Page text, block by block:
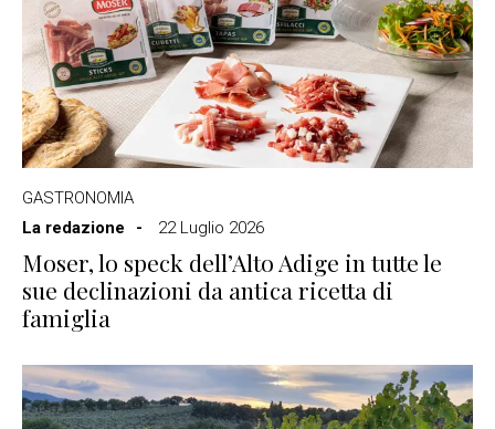
GASTRONOMIA
La redazione
22 Luglio 2026
Moser, lo speck dell’Alto Adige in tutte le
sue declinazioni da antica ricetta di
famiglia